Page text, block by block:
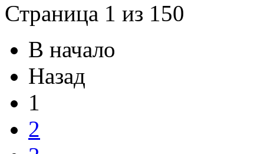
Страница 1 из 150
В начало
Назад
1
2